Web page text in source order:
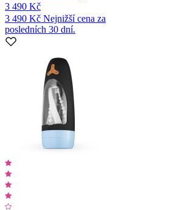
3 490 Kč
3 490 Kč Nejnižší cena za
posledních 30 dní.